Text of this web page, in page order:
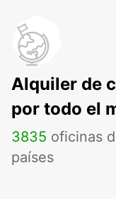
Alquiler de
por todo el
3835 oficinas
países